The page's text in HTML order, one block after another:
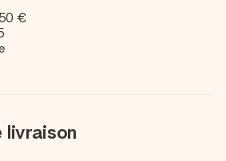
€
livraison